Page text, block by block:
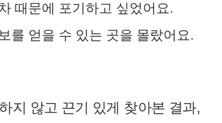
때문에 포기하고 싶었어요.
를 얻을 수 있는 곳을 몰랐어요.
지 않고 끈기 있게 찾아본 결과,